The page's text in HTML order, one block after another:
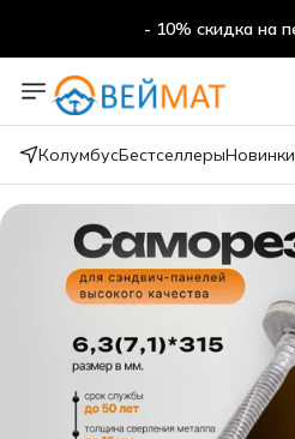
- 10% скидка на
- 10% скидка на
КолумбусБестселлерыНовинки